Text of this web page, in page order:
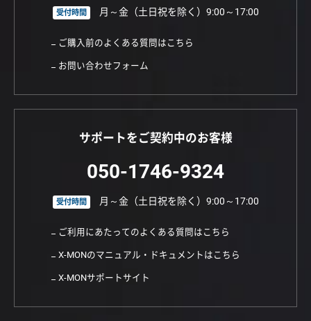
受付時間 月～金（土日祝を除く）9:00～17:00
ご購入前のよくある質問はこちら
お問い合わせフォーム
サポートをご契約中のお客様
050-1746-9324
受付時間 月～金（土日祝を除く）9:00～17:00
ご利用にあたってのよくある質問はこちら
X-MONのマニュアル・ドキュメントはこちら
X-MONサポートサイト